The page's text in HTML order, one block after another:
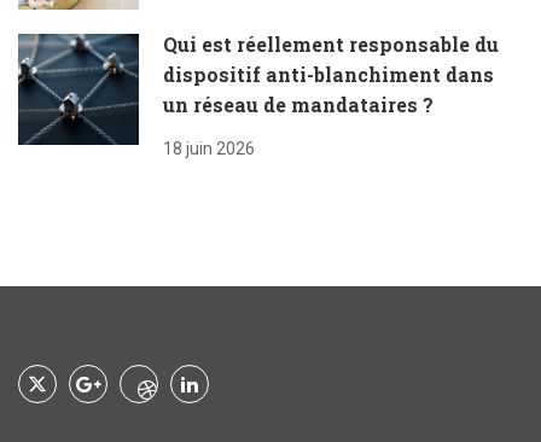
Qui est réellement responsable du
dispositif anti-blanchiment dans
un réseau de mandataires ?
18 juin 2026